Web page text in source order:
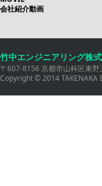
会社紹介動画
竹中エンジニアリング株
〒607-8156 京都市山科区東
Copyright © 2014 TAKENAKA